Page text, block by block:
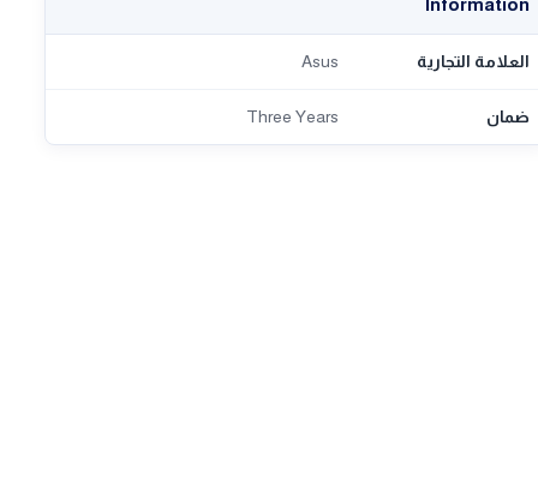
العلامة التجارية Asus
ضمان Three Years